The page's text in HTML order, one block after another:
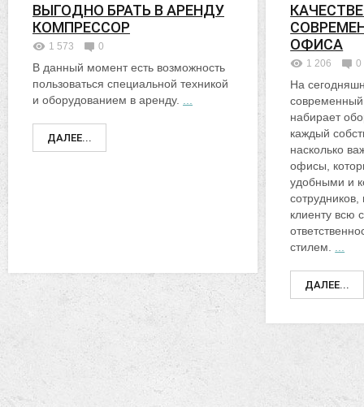
ВЫГОДНО БРАТЬ В АРЕНДУ
КОМПРЕССОР
1 573 0
В данный момент есть возможность
пользоваться специальной техникой
и оборудованием в аренду.
ДАЛЕЕ...
ОФИСА
1 206 0
На
современный
набирает
каждый
насколько
офисы,
удобными и
сотрудников,
клиенту всю
стилем.
ДАЛЕЕ...